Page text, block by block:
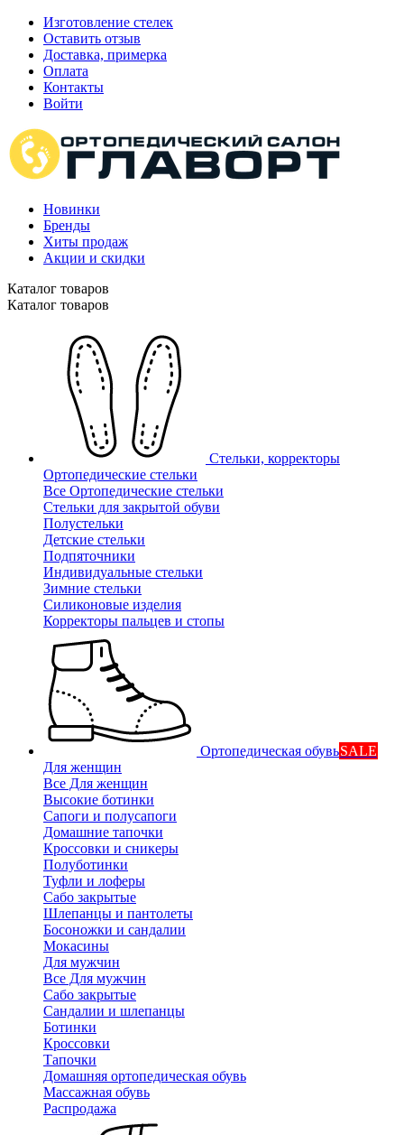
Изготовление стелек
Оставить отзыв
Доставка, примерка
Оплата
Контакты
Войти
Новинки
Бренды
Хиты продаж
Акции и скидки
Каталог товаров
Каталог товаров
Стельки, корректоры
Ортопедические стельки
Все Ортопедические стельки
Стельки для закрытой обуви
Полустельки
Детские стельки
Подпяточники
Индивидуальные стельки
Зимние стельки
Силиконовые изделия
Корректоры пальцев и стопы
Ортопедическая обувьSALE
Для женщин
Все Для женщин
Высокие ботинки
Сапоги и полусапоги
Домашние тапочки
Кроссовки и сникеры
Полуботинки
Туфли и лоферы
Сабо закрытые
Шлепанцы и пантолеты
Босоножки и сандалии
Мокасины
Для мужчин
Все Для мужчин
Сабо закрытые
Сандалии и шлепанцы
Ботинки
Кроссовки
Тапочки
Домашняя ортопедическая обувь
Массажная обувь
Распродажа